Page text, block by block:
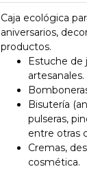
Caja ecológica
aniversarios,
productos.
Estuche de
artesanales.
Bisutería
pulseras,
entre otras
Cremas,
cosmética.